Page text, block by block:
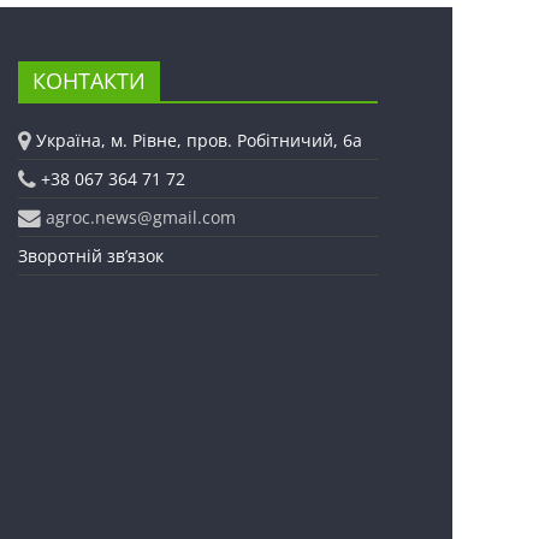
КОНТАКТИ
Україна, м. Рівне, пров. Робітничий, 6а
+38 067 364 71 72
agroc.news@gmail.com
Зворотній зв’язок